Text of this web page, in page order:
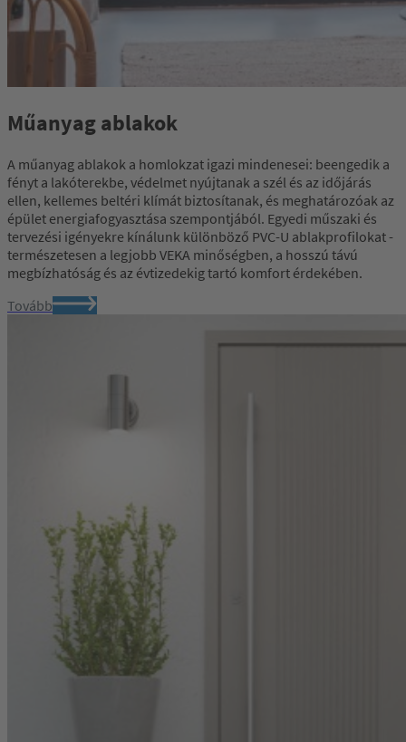
Műanyag ablakok
A műanyag ablakok a homlokzat igazi mindenesei: beengedik a
fényt a lakóterekbe, védelmet nyújtanak a szél és az időjárás
ellen, kellemes beltéri klímát biztosítanak, és meghatározóak az
épület energiafogyasztása szempontjából. Egyedi műszaki és
tervezési igényekre kínálunk különböző PVC-U ablakprofilokat -
természetesen a legjobb VEKA minőségben, a hosszú távú
megbízhatóság és az évtizedekig tartó komfort érdekében.
Tovább